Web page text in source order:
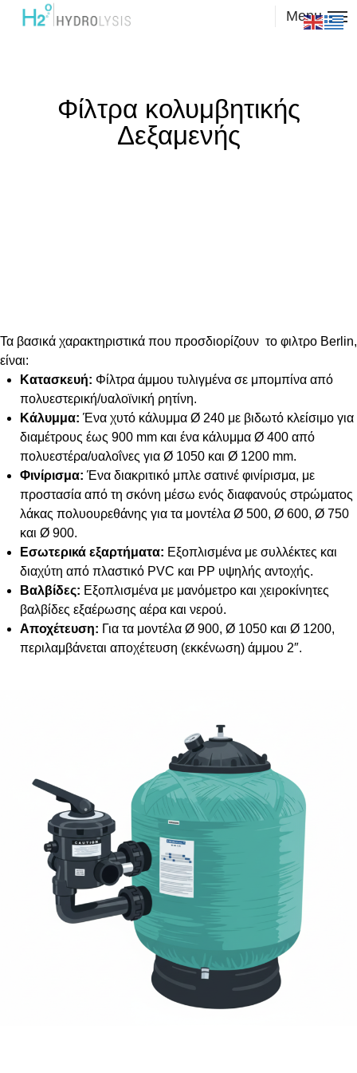
Menu
Φίλτρα κολυμβητικής
Δεξαμενής
Τα βασικά χαρακτηριστικά που προσδιορίζουν το φιλτρο Berlin,
είναι:
Κατασκευή: Φίλτρα άμμου τυλιγμένα σε μπομπίνα από
πολυεστερική/υαλοϊνική ρητίνη.
Κάλυμμα: Ένα χυτό κάλυμμα Ø 240 με βιδωτό κλείσιμο για
διαμέτρους έως 900 mm και ένα κάλυμμα Ø 400 από
πολυεστέρα/υαλοΐνες για Ø 1050 και Ø 1200 mm.
Φινίρισμα: Ένα διακριτικό μπλε σατινέ φινίρισμα, με
προστασία από τη σκόνη μέσω ενός διαφανούς στρώματος
λάκας πολυουρεθάνης για τα μοντέλα Ø 500, Ø 600, Ø 750
και Ø 900.
Εσωτερικά εξαρτήματα: Εξοπλισμένα με συλλέκτες και
διαχύτη από πλαστικό PVC και PP υψηλής αντοχής.
Βαλβίδες: Εξοπλισμένα με μανόμετρο και χειροκίνητες
βαλβίδες εξαέρωσης αέρα και νερού.
Αποχέτευση: Για τα μοντέλα Ø 900, Ø 1050 και Ø 1200,
περιλαμβάνεται αποχέτευση (εκκένωση) άμμου 2″.